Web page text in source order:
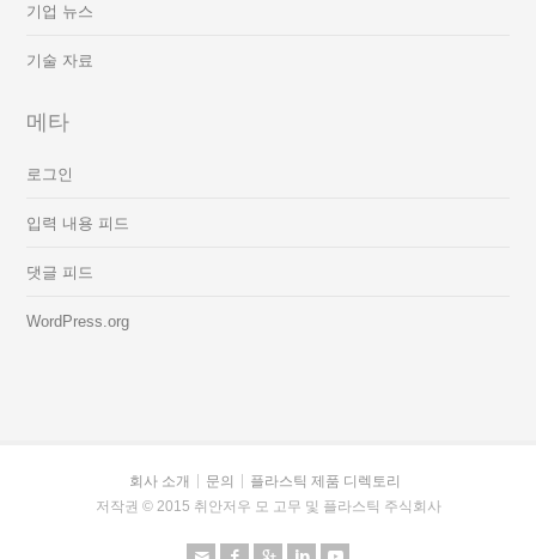
기업 뉴스
기술 자료
메타
로그인
입력 내용 피드
댓글 피드
WordPress.org
회사 소개 문의
플라스틱 제품 디렉토리
저작권 © 2015 취안저우 모 고무 및 플라스틱 주식회사